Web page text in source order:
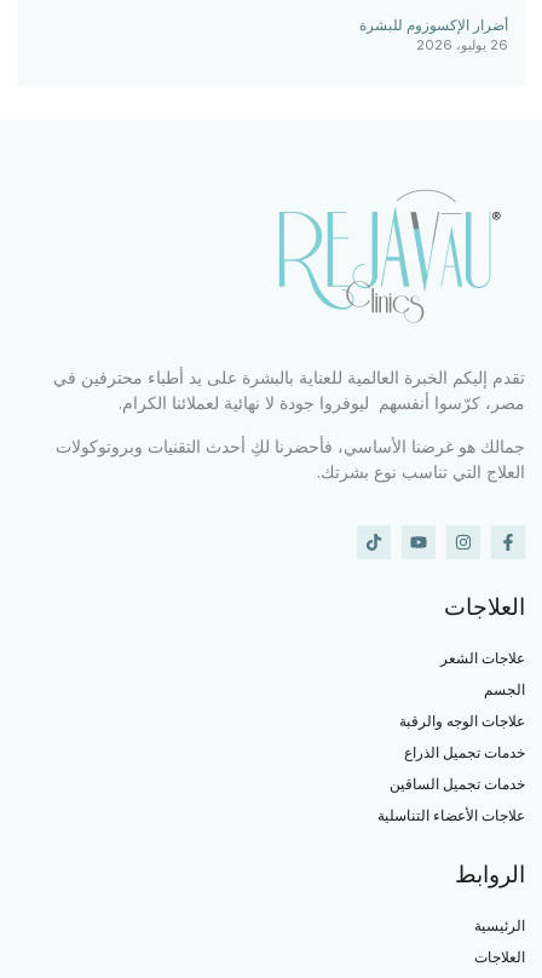
أضرار الإكسوزوم للبشرة
26 يوليو، 2026
تقدم إليكم الخبرة العالمية للعناية بالبشرة على يد أطباء محترفين في
مصر، كرّسوا أنفسهم ليوفروا جودة لا نهائية لعملائنا الكرام.
جمالك هو غرضنا الأساسي، فأحضرنا لكِ أحدث التقنيات وبروتوكولات
العلاج التي تناسب نوع بشرتك.
العلاجات
علاجات الشعر
الجسم
علاجات الوجه والرقبة
خدمات تجميل الذراع
خدمات تجميل الساقين
علاجات الأعضاء التناسلية
الروابط
الرئيسية
العلاجات